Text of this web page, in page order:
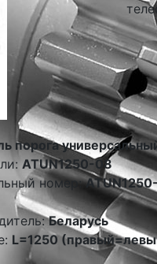
порога
ATUN1250-08
номер:
Беларусь
L=1250